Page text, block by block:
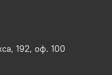
192, оф. 100